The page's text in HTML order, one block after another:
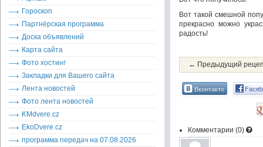
Вот такой смешной
прекрасно можно
радость!
← Предыдущий
Вконтакте
Комментарии (0)
Гороскоп
Партнёрская программа
Доска объявлений
Карта сайта
Фото хостинг
Закладки для Вашего сайта
Лента новостей
Фото лента новостей
KMdvere.cz
EkoDvere.cz
программа передач на 07.08.2026